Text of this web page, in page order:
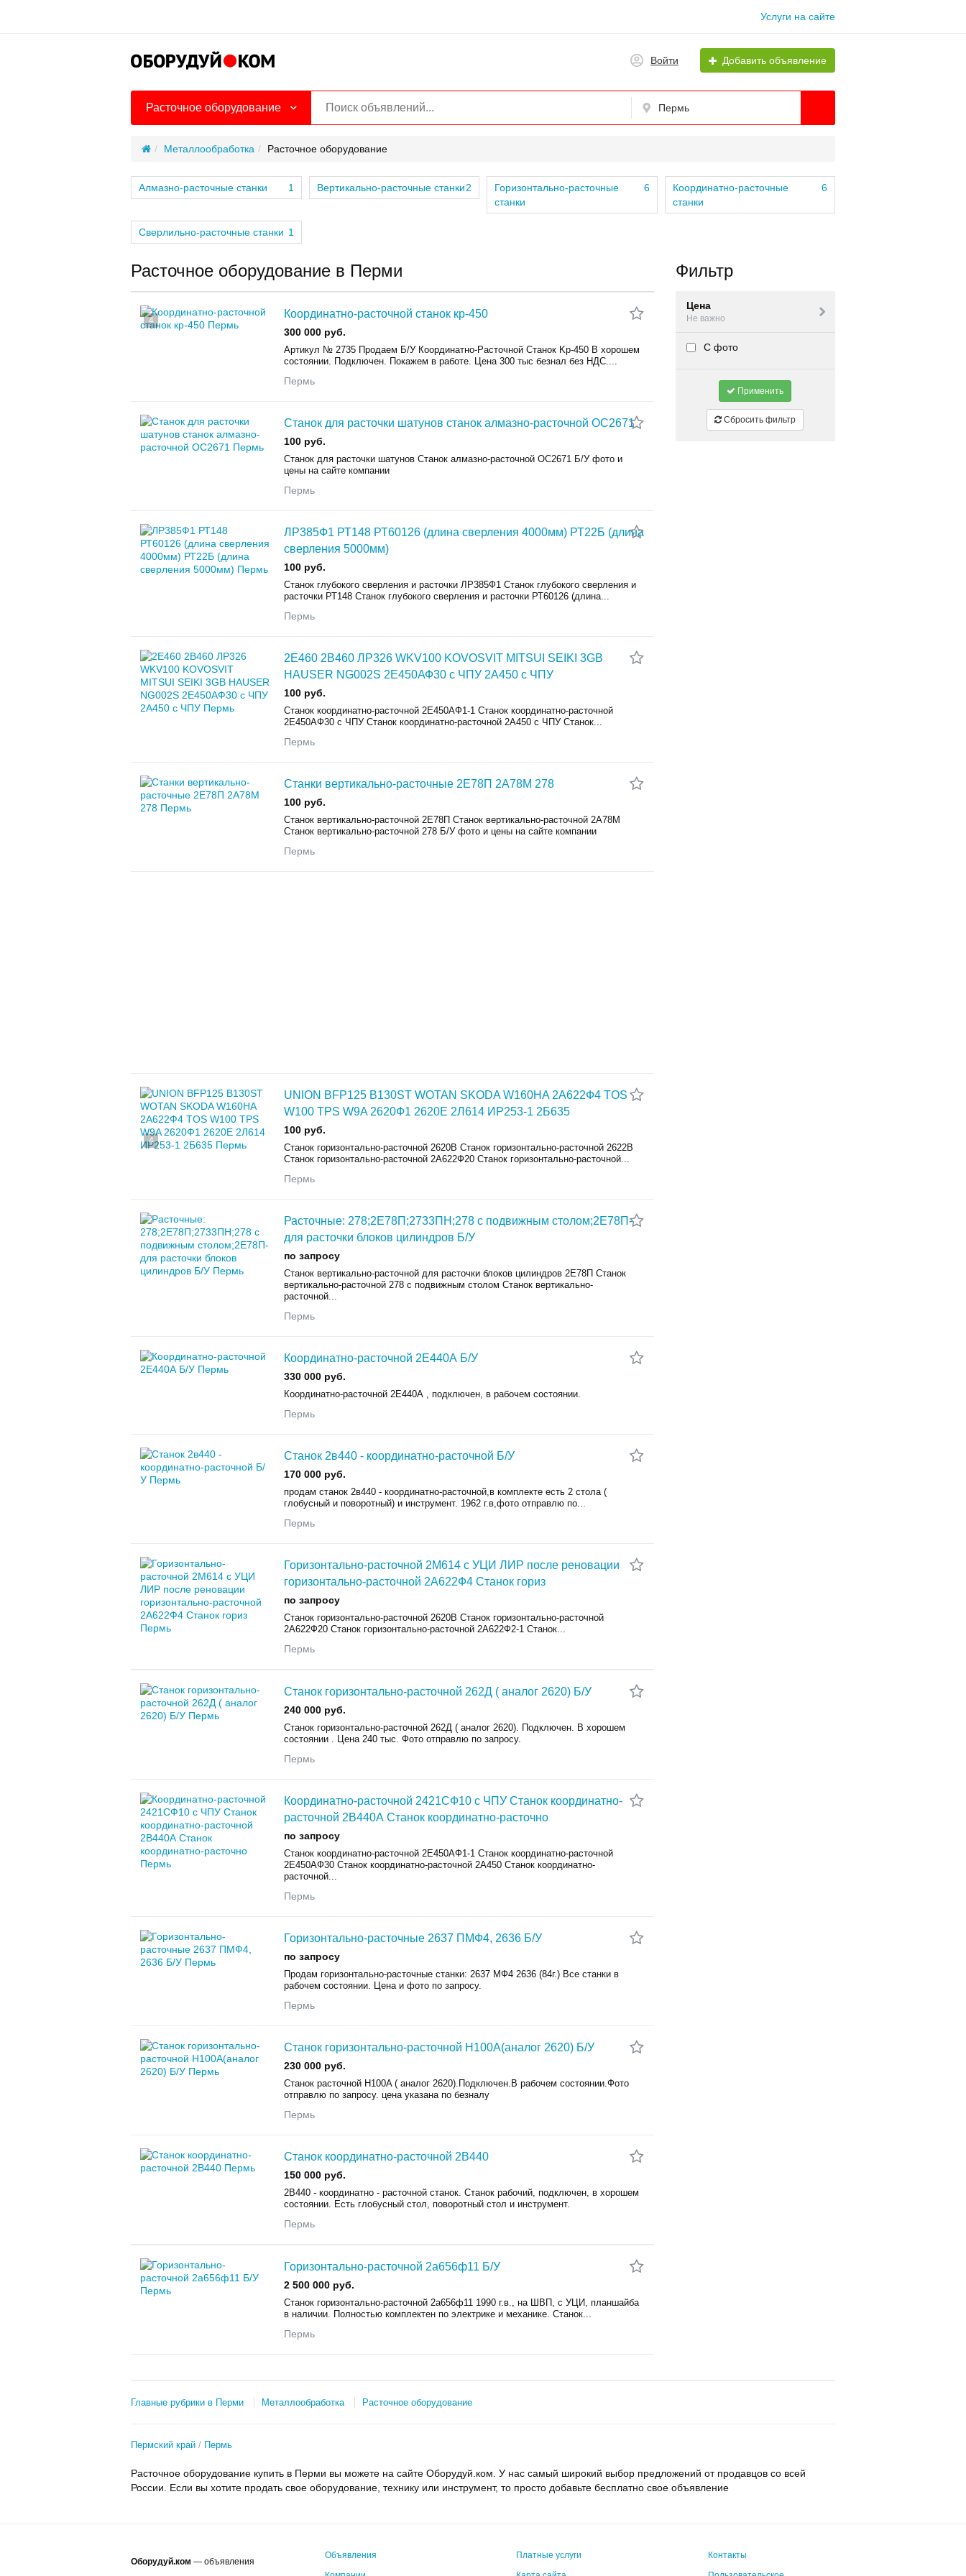
Услуги на сайте
Войти Добавить объявление
Расточное оборудование Пермь
Металлообработка Расточное оборудование
1
Алмазно-расточные станки 2
Вертикально-расточные станки 6
Горизонтально-расточные
станки
6
Координатно-расточные
станки
1
Сверлильно-расточные станки
Расточное оборудование в Перми
4
Координатно-расточной станок кр-450
300 000 руб.
Apтикул № 2735 Пpодаем Б/У Координатно-Pаcточной Cтaнoк Kp-450 B xopoшeм
cостоянии. Подключeн. Пoкажeм в paботe. Цена 300 тыc бeзнaл бeз HДС....
Пермь
Станок для расточки шатунов станок алмазно-расточной ОС2671
100 руб.
Станок для расточки шатунов Станок алмазно-расточной ОС2671 Б/У фото и
цены на сайте компании
Пермь
ЛР385Ф1 РТ148 РТ60126 (длина сверления 4000мм) РТ22Б (длина
сверления 5000мм)
100 руб.
Станок глубокого сверления и расточки ЛР385Ф1 Станок глубокого сверления и
расточки РТ148 Станок глубокого сверления и расточки РТ60126 (длина...
Пермь
2Е460 2В460 ЛР326 WKV100 KOVOSVIT MITSUI SEIKI 3GB
HAUSER NG002S 2Е450АФ30 с ЧПУ 2А450 с ЧПУ
100 руб.
Станок координатно-расточной 2Е450АФ1-1 Станок координатно-расточной
2Е450АФ30 с ЧПУ Станок координатно-расточной 2А450 с ЧПУ Станок...
Пермь
Станки вертикально-расточные 2Е78П 2А78М 278
100 руб.
Станок вертикально-расточной 2Е78П Станок вертикально-расточной 2А78М
Станок вертикально-расточной 278 Б/У фото и цены на сайте компании
Пермь
4
UNION BFP125 B130ST WOTAN SKODA W160HA 2А622Ф4 TOS
W100 TPS W9A 2620Ф1 2620Е 2Л614 ИР253-1 2Б635
100 руб.
Станок горизонтально-расточной 2620В Станок горизонтально-расточной 2622В
Станок горизонтально-расточной 2А622Ф20 Станок горизонтально-расточной...
Пермь
Расточные: 278;2Е78П;2733ПН;278 с подвижным столом;2Е78П-
для расточки блоков цилиндров Б/У
по запросу
Станок вертикально-расточной для расточки блоков цилиндров 2Е78П Станок
вертикально-расточной 278 с подвижным столом Станок вертикально-
расточной...
Пермь
Координатно-расточной 2Е440А Б/У
330 000 руб.
Координатно-расточной 2Е440А , подключен, в рабочем состоянии.
Пермь
Станок 2в440 - координатно-расточной Б/У
170 000 руб.
продам станок 2в440 - координатно-расточной,в комплекте есть 2 стола (
глобусный и поворотный) и инструмент. 1962 г.в,фото отправлю по...
Пермь
Горизонтально-расточной 2М614 с УЦИ ЛИР после реновации
горизонтально-расточной 2А622Ф4 Станок гориз
по запросу
Станок горизонтально-расточной 2620В Станок горизонтально-расточной
2А622Ф20 Станок горизонтально-расточной 2А622Ф2-1 Станок...
Пермь
Станок горизонтально-расточной 262Д ( аналог 2620) Б/У
240 000 руб.
Станок горизонтально-расточной 262Д ( аналог 2620). Подключен. В хорошем
состоянии . Цена 240 тыс. Фото отправлю по запросу.
Пермь
Координатно-расточной 2421СФ10 с ЧПУ Станок координатно-
расточной 2В440А Станок координатно-расточно
по запросу
Станок координатно-расточной 2Е450АФ1-1 Станок координатно-расточной
2Е450АФ30 Станок координатно-расточной 2А450 Станок координатно-
расточной...
Пермь
Горизонтально-расточные 2637 ПМФ4, 2636 Б/У
по запросу
Продам горизонтально-расточные станки: 2637 МФ4 2636 (84г.) Все станки в
рабочем состоянии. Цена и фото по запросу.
Пермь
Станок горизонтально-расточной H100A(аналог 2620) Б/У
230 000 руб.
Станок расточной H100A ( аналог 2620).Подключен.В рабочем состоянии.Фото
отправлю по запросу. цена указана по безналу
Пермь
Станок координатно-расточной 2В440
150 000 руб.
2В440 - координатно - расточной станок. Станок рабочий, подключен, в хорошем
состоянии. Есть глобусный стол, поворотный стол и инструмент.
Пермь
Горизонтально-расточной 2а656ф11 Б/У
2 500 000 руб.
Станок горизонтально-расточной 2а656ф11 1990 г.в., на ШВП, с УЦИ, планшайба
в наличии. Полностью комплектен по электрике и механике. Станок...
Пермь
Фильтр
Цена
Не важно
С фото
Применить
Сбросить фильтр
Главные рубрики в Перми Металлообработка Расточное оборудование
Пермский край Пермь
Расточное оборудование купить в Перми вы можете на сайте Оборудуй.ком. У нас самый широкий выбор предложений от продавцов со всей
России. Если вы хотите продать свое оборудование, технику или инструмент, то просто добавьте бесплатно свое объявление
Оборудуй.ком — объявления
Объявления
Платные услуги
Контакты